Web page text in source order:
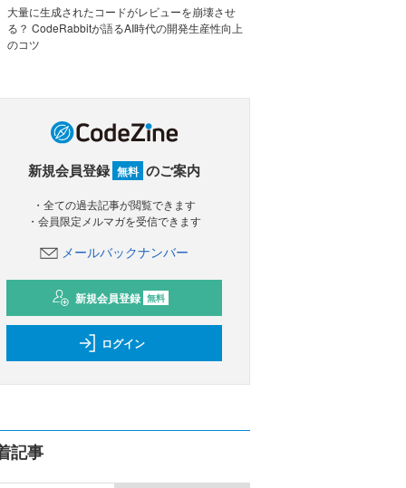
大量に生成されたコードがレビューを崩壊させ
る？ CodeRabbitが語るAI時代の開発生産性向上
のコツ
新規会員登録 無料 のご案内
・全ての過去記事が閲覧できます
・会員限定メルマガを受信できます
メールバックナンバー
新規会員登録 無料
ログイン
記事